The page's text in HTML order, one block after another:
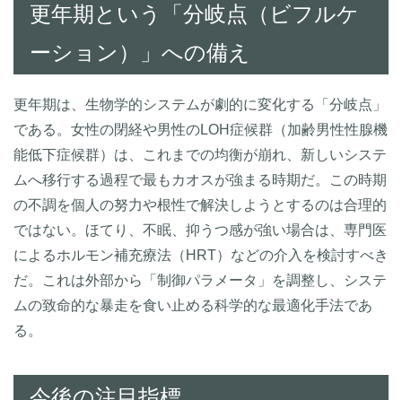
更年期という「分岐点（ビフルケ
ーション）」への備え
更年期は、生物学的システムが劇的に変化する「分岐点」
である。女性の閉経や男性のLOH症候群（加齢男性性腺機
能低下症候群）は、これまでの均衡が崩れ、新しいシステ
ムへ移行する過程で最もカオスが強まる時期だ。この時期
の不調を個人の努力や根性で解決しようとするのは合理的
ではない。ほてり、不眠、抑うつ感が強い場合は、専門医
によるホルモン補充療法（HRT）などの介入を検討すべき
だ。これは外部から「制御パラメータ」を調整し、システ
ムの致命的な暴走を食い止める科学的な最適化手法であ
る。